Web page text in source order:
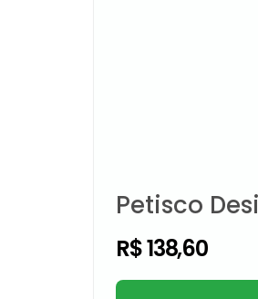
Petisco
R$138,60